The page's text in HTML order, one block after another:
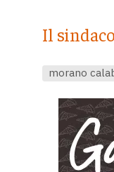
Il
morano